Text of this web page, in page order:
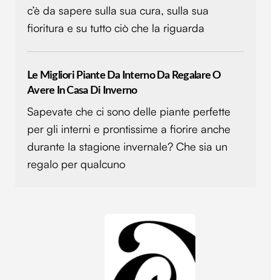
c’è da sapere sulla sua cura, sulla sua
fioritura e su tutto ciò che la riguarda
Le Migliori Piante Da Interno Da Regalare O
Avere In Casa Di Inverno
Sapevate che ci sono delle piante perfette
per gli interni e prontissime a fiorire anche
durante la stagione invernale? Che sia un
regalo per qualcuno